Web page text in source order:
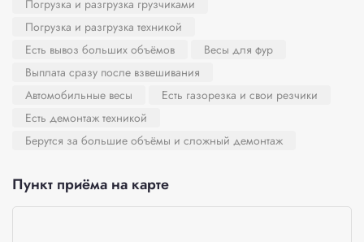
Погрузка и разгрузка грузчиками
Погрузка и разгрузка техникой
Есть вывоз больших объёмов
Весы для фур
Выплата сразу после взвешивания
Автомобильные весы
Есть газорезка и свои резчики
Есть демонтаж техникой
Берутся за большие объёмы и сложный демонтаж
Пункт приёма на карте